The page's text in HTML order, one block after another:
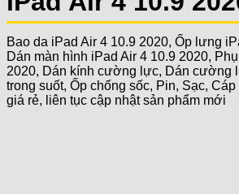
Bao da iPad Air 4 10.9 2020, Ốp lưng
Dán màn hình iPad Air 4 10.9 2020,
2020, Dán kính cường lực, Dán cường
trong suốt, Ốp chống sốc, Pin, Sạc,
giá rẻ, liên tục cập nhật sản phẩm mới